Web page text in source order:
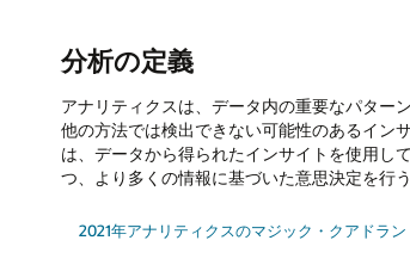
分析の定義
アナリティクスは、データ内の重要なパター
他の方法では検出できない可能性のあるイン
は、データから得られたインサイトを使用し
つ、より多くの情報に基づいた意思決定を行
2021年アナリティクスのマジック・クアドラン